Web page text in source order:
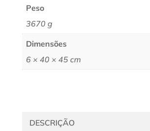
Peso
3670 g
Dimensões
6 × 40 × 45 cm
DESCRIÇÃO